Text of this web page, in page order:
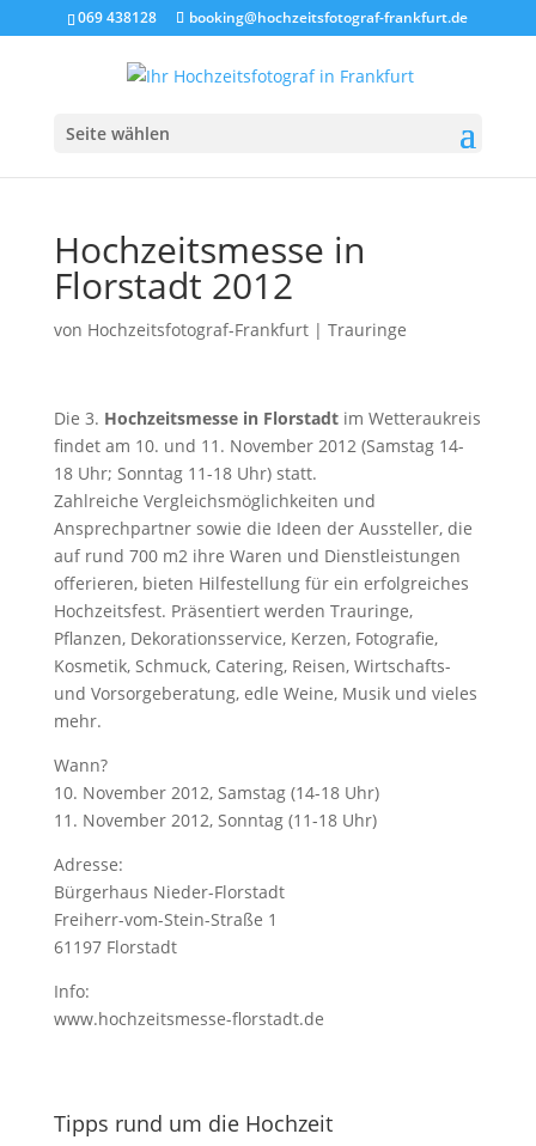
069 438128 booking@hochzeitsfotograf-frankfurt.de
Seite wählen
Hochzeitsmesse in
Florstadt 2012
von Hochzeitsfotograf-Frankfurt| Trauringe
Die 3. Hochzeitsmesse in Florstadtim Wetteraukreis
findet am 10. und 11. November 2012 (Samstag 14-
18 Uhr; Sonntag 11-18 Uhr) statt.
Zahlreiche Vergleichsmöglichkeiten und
Ansprechpartner sowie die Ideen der Aussteller, die
auf rund 700 m2 ihre Waren und Dienstleistungen
offerieren, bieten Hilfestellung für ein erfolgreiches
Hochzeitsfest. Präsentiert werden Trauringe,
Pflanzen, Dekorationsservice, Kerzen, Fotografie,
Kosmetik, Schmuck, Catering, Reisen, Wirtschafts-
und Vorsorgeberatung, edle Weine, Musik und vieles
mehr.
Wann?
10. November 2012, Samstag (14-18 Uhr)
11. November 2012, Sonntag (11-18 Uhr)
Adresse:
Bürgerhaus Nieder-Florstadt
Freiherr-vom-Stein-Straße 1
61197 Florstadt
Info:
www.hochzeitsmesse-florstadt.de
Tipps rund um die Hochzeit